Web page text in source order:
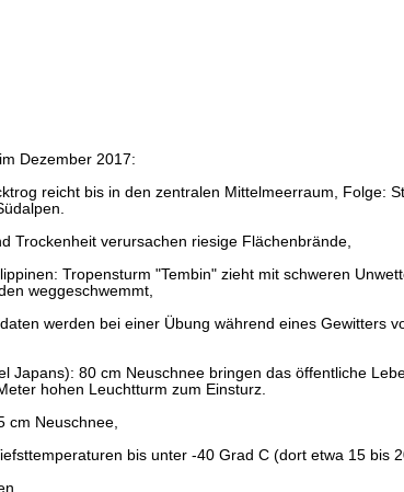
Dezember 2017:
reicht bis in den zentralen Mittelmeerraum, Folge:
Trockenheit verursachen riesige Flächenbrände,
Tropensturm "Tembin" zieht mit schweren
weggeschwemmt,
werden bei einer Übung während eines Gewitters
Japans): 80 cm Neuschnee bringen das öffentliche
hohen Leuchtturm zum Einsturz.
cm Neuschnee,
bis unter -40 Grad C (dort etwa 15 bis